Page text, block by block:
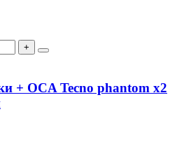
+
+ OCA Tecno phantom x2